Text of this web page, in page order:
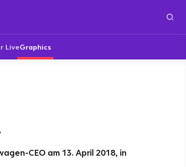
LiveGraphics
CEO am 13. April 2018, in